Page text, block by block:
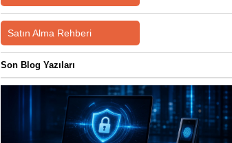
Satın Alma Rehberi
Son Blog Yazıları